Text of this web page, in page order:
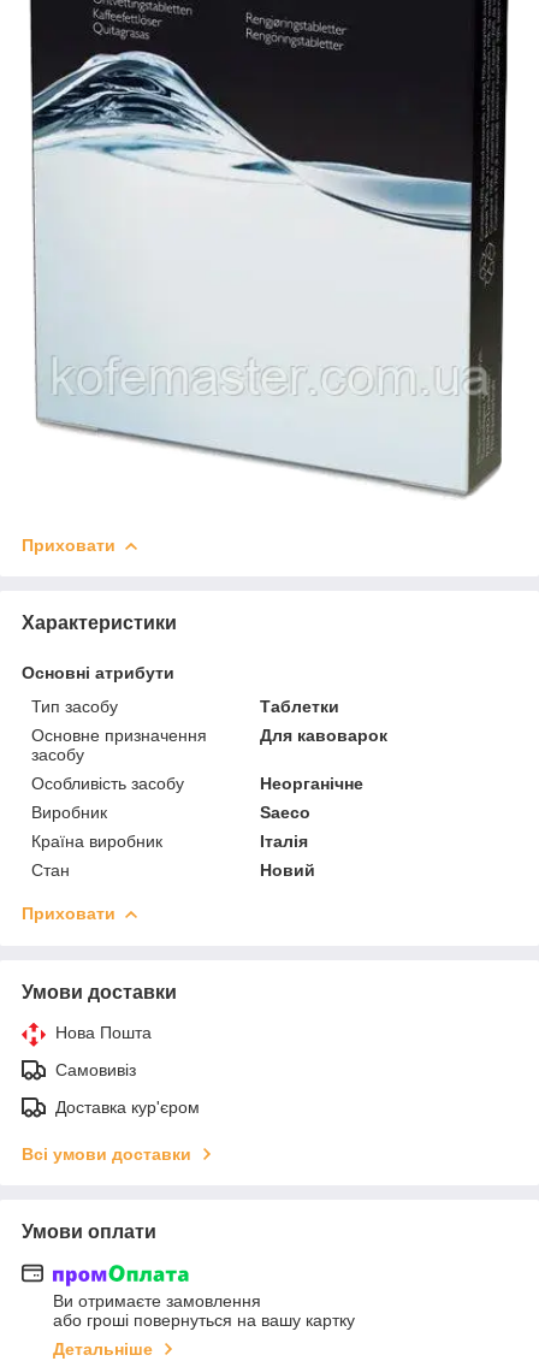
Приховати
Характеристики
Основні атрибути
Тип засобу
Таблетки
Основне призначення
засобу
Для кавоварок
Особливість засобу
Неорганічне
Виробник
Saeco
Країна виробник
Італія
Стан
Новий
Приховати
Умови доставки
Нова Пошта
Самовивіз
Доставка кур'єром
Всі умови доставки
Умови оплати
Ви отримаєте замовлення
або гроші повернуться на вашу картку
Детальніше